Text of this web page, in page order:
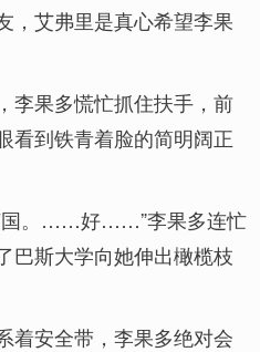
，艾弗里是真心希望李果
李果多慌忙抓住扶手，前
看到铁青着脸的简明阔正
。……好……”李果多连忙
巴斯大学向她伸出橄榄枝
着安全带，李果多绝对会